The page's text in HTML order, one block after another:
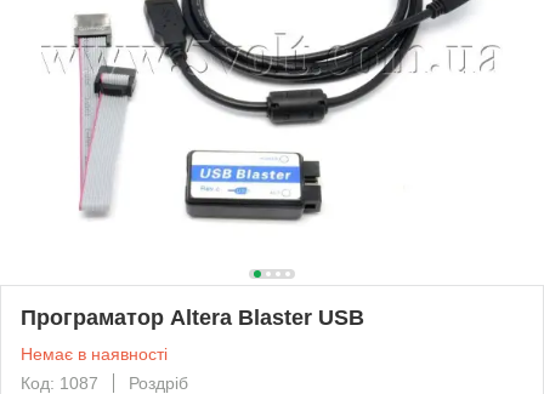
Програматор Altera Blaster USB
Немає в наявності
Код: 1087
Роздріб